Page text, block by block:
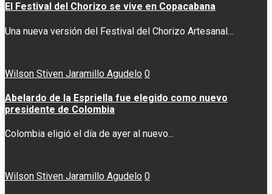
El Festival del Chorizo se vive en Copacabana
Una nueva versión del Festival del Chorizo Artesanal...
Wilson Stiven Jaramillo Agudelo 0
Abelardo de la Espriella fue elegido como nuevo
presidente de Colombia
Colombia eligió el día de ayer al nuevo...
Wilson Stiven Jaramillo Agudelo 0